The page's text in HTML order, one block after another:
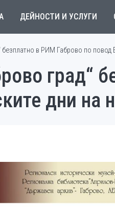
ДЕЙНОСТИ И УСЛУГИ
безплатно в РИМ Габрово по повод
град“
дни на